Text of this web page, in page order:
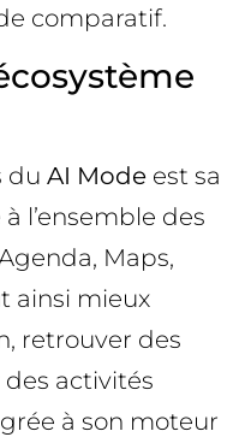
comparatif.
du AI Mode est sa
l’ensemble des
Maps,
ainsi mieux
retrouver des
activités
à son moteur